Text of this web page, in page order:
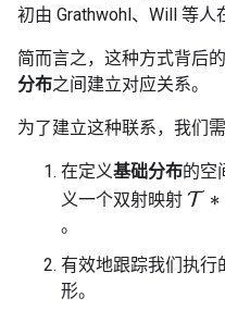
初由 Grathwohl、Will 等人
简而言之，这种方式背后
分布之间建立对应关系。
为了建立这种联系，我们
在定义基础分布的空
义一个双射映射 T∗ θ
。
有效地跟踪我们执行
形。